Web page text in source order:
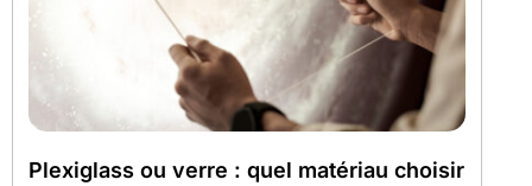
Plexiglass ou verre : quel matériau choisir